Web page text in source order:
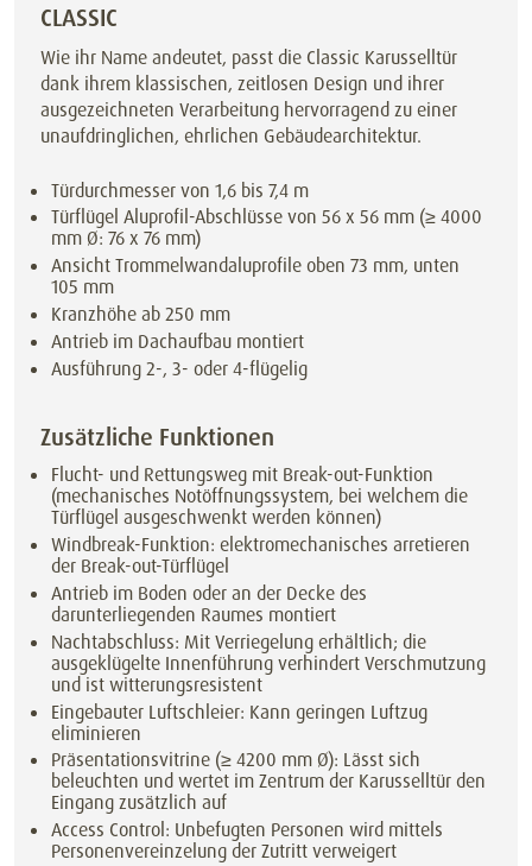
CLASSIC
Wie ihr Name andeutet, passt die Classic Karusselltür
dank ihrem klassischen, zeitlosen Design und ihrer
ausgezeichneten Verarbeitung hervorragend zu einer
unaufdringlichen, ehrlichen Gebäudearchitektur.
Türdurchmesser von 1,6 bis 7,4 m
Türflügel Aluprofil-Abschlüsse von 56 x 56 mm (≥ 4000
mm Ø: 76 x 76 mm)
Ansicht Trommelwandaluprofile oben 73 mm, unten
105 mm
Kranzhöhe ab 250 mm
Antrieb im Dachaufbau montiert
Ausführung 2-, 3- oder 4-flügelig
Zusätzliche Funktionen
Flucht- und Rettungsweg mit Break-out-Funktion
(mechanisches Notöffnungssystem, bei welchem die
Türflügel ausgeschwenkt werden können)
Windbreak-Funktion: elektromechanisches arretieren
der Break-out-Türflügel
Antrieb im Boden oder an der Decke des
darunterliegenden Raumes montiert
Nachtabschluss: Mit Verriegelung erhältlich; die
ausgeklügelte Innenführung verhindert Verschmutzung
und ist witterungsresistent
Eingebauter Luftschleier: Kann geringen Luftzug
eliminieren
Präsentationsvitrine (≥ 4200 mm Ø): Lässt sich
beleuchten und wertet im Zentrum der Karusselltür den
Eingang zusätzlich auf
Access Control: Unbefugten Personen wird mittels
Personenvereinzelung der Zutritt verweigert